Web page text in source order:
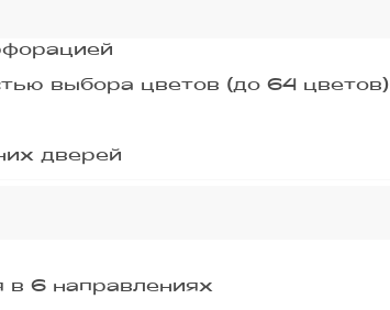
выбора цветов (до 64 цветов)
дверей
в 6 направлениях